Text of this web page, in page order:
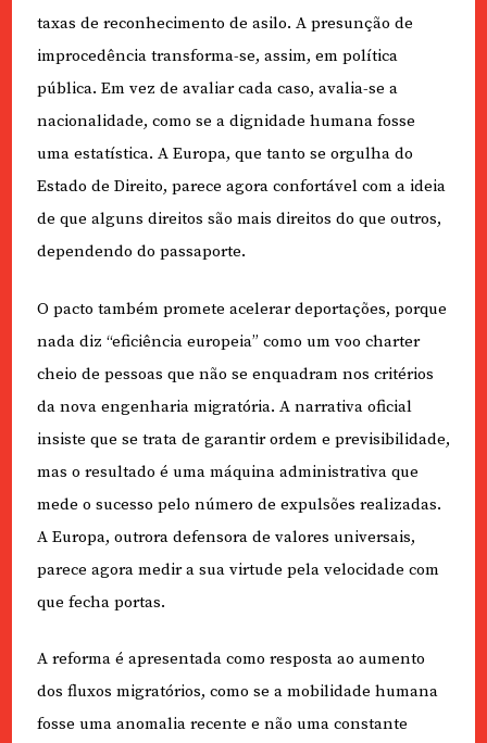
taxas de reconhecimento de asilo. A presunção de
improcedência transforma-se, assim, em política
pública. Em vez de avaliar cada caso, avalia-se a
nacionalidade, como se a dignidade humana fosse
uma estatística. A Europa, que tanto se orgulha do
Estado de Direito, parece agora confortável com a ideia
de que alguns direitos são mais direitos do que outros,
dependendo do passaporte.
O pacto também promete acelerar deportações, porque
nada diz “eficiência europeia” como um voo charter
cheio de pessoas que não se enquadram nos critérios
da nova engenharia migratória. A narrativa oficial
insiste que se trata de garantir ordem e previsibilidade,
mas o resultado é uma máquina administrativa que
mede o sucesso pelo número de expulsões realizadas.
A Europa, outrora defensora de valores universais,
parece agora medir a sua virtude pela velocidade com
que fecha portas.
A reforma é apresentada como resposta ao aumento
dos fluxos migratórios, como se a mobilidade humana
fosse uma anomalia recente e não uma constante